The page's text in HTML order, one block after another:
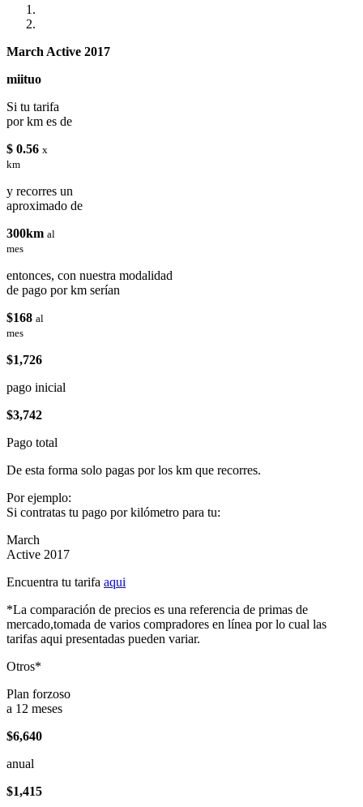
March Active 2017
miituo
Si tu tarifa
por km es de
$ 0.56 x
km
y recorres un
aproximado de
300km al
mes
entonces, con nuestra modalidad
de pago por km serían
$168 al
mes
$1,726
pago inicial
$3,742
Pago total
De esta forma solo pagas por los km que recorres.
Por ejemplo:
Si contratas tu pago por kilómetro para tu:
March
Active 2017
Encuentra tu tarifa aqui
*La comparación de precios es una referencia de primas de
mercado,tomada de varios compradores en línea por lo cual las
tarifas aqui presentadas pueden variar.
Otros*
Plan forzoso
a 12 meses
$6,640
anual
$1,415